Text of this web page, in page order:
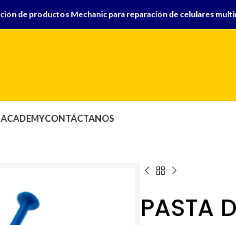
de productos Mechanic para reparación de celulares
CONTÁCTANOS
PASTA